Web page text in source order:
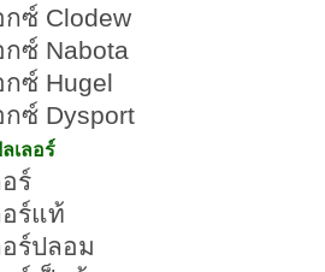
ซ์ Clodew
ซ์ Nabota
ซ์ Hugel
ซ์ Dysport
เลอร์
ร์
ร์แท้
ร์ปลอม
ร ทำความรู้จักกับโปรตีน
ย
ากที่สุดในร่างกาย
ะมาณ 30% ของ